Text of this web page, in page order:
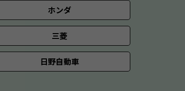
ホンダ
三菱
日野自動車